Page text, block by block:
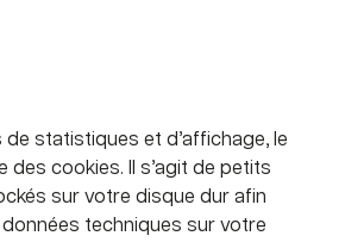
de statistiques et d’affichage, le
des cookies. Il s’agit de petits
sur votre disque dur afin
techniques sur votre